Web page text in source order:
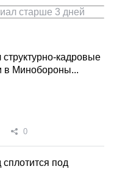
старше 3 дней
структурно-кадровые
в Минобороны...
0
под